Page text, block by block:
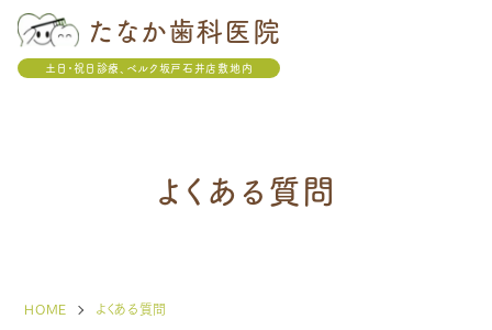
たなか歯科医院
土日・祝日診療、ベルク坂戸石井店敷地内
よくある質問
HOME よくある質問